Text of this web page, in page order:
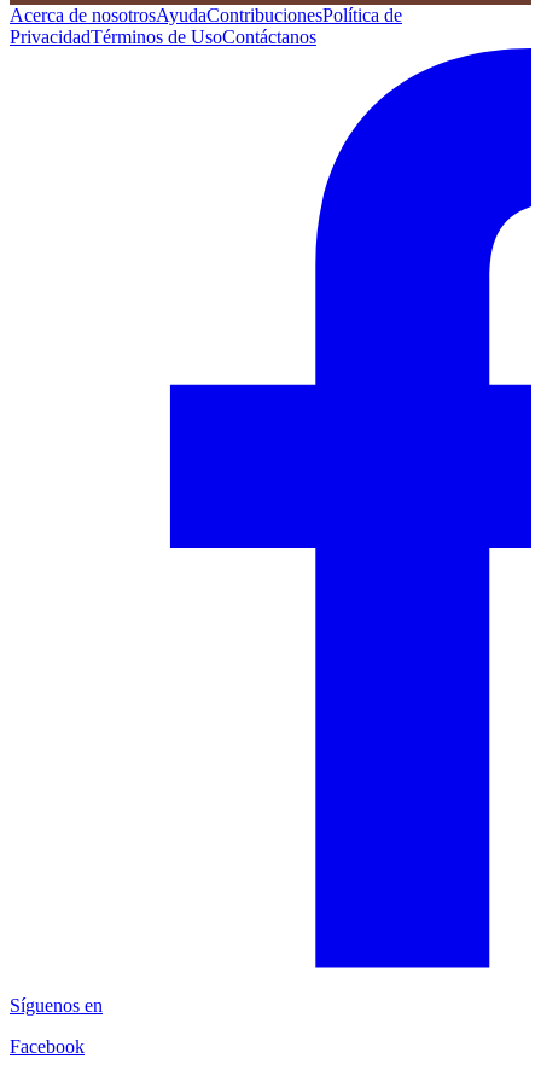
Acerca de nosotrosAyudaContribucionesPolítica de
PrivacidadTérminos de UsoContáctanos
Síguenos en
Facebook